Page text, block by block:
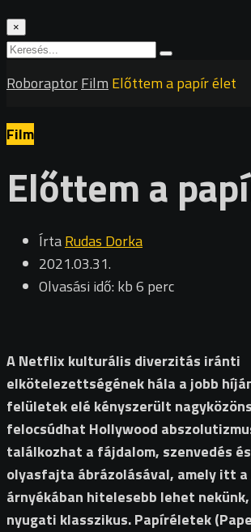
×
RoboraptorFilm Előttem a papír élet
Film
Előttem a
ÍrtaRudas Dorka
2021.03.31.
Olvasási idő: kb 6 perc
A Netflix kulturális diverzitás iránti
elkötelezettségének hála a jobb
felületek elé kényszerült
felocsúdhat Hollywood
találkozhat a fájdalom, szenvedés
olyasfajta ábrázolásával, amely itt a
árnyékában hitelesebb lehet
nyugati klasszikus. Papíréletek